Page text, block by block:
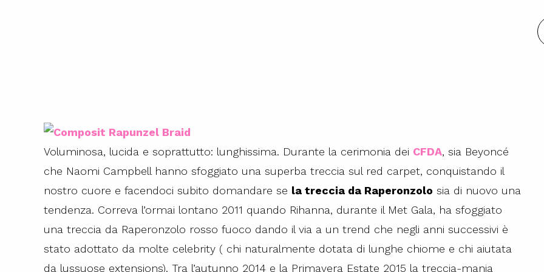
Voluminosa, lucida e soprattutto: lunghissima. Durante la cerimonia dei CFDA, sia Beyoncé
che Naomi Campbell hanno sfoggiato una superba treccia sul red carpet, conquistando il
nostro cuore e facendoci subito domandare se la treccia da Raperonzolo sia di nuovo una
tendenza. Correva l’ormai lontano 2011 quando Rihanna, durante il Met Gala, ha sfoggiato
una treccia da Raperonzolo rosso fuoco dando il via a un trend che negli anni successivi è
stato adottato da molte celebrity ( chi naturalmente dotata di lunghe chiome e chi aiutata
da lussuose extensions). Tra l’autunno 2014 e la Primavera Estate 2015 la treccia-mania